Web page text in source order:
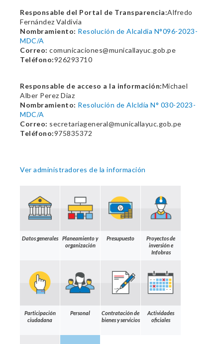
Responsable del Portal de Transparencia:Alfredo
Fernández Valdivia
Nombramiento: Resolución de Alcaldia N°096-2023-
MDC/A
Correo: comunicaciones@municallayuc.gob.pe
Teléfono:926293710
Responsable de acceso a la información:Michael
Alber Perez Diaz
Nombramiento: Resolución de Alcldía N° 030-2023-
MDC/A
Correo: secretariageneral@municallayuc.gob.pe
Teléfono:975835372
Ver administradores de la información
Datos generales
Planeamiento y
organización
Presupuesto
Proyectos de
inversión e
Infobras
Participación
ciudadana
Personal
Contratación de
bienes y servicios
Actividades
oficiales